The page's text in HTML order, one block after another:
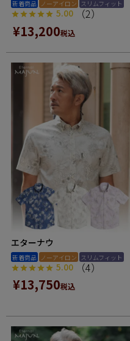
新着商品 ノーアイロン スリムフィット
5.00 （2）
¥13,200税込
エターナウ
新着商品 ノーアイロン スリムフィット
5.00 （4）
¥13,750税込